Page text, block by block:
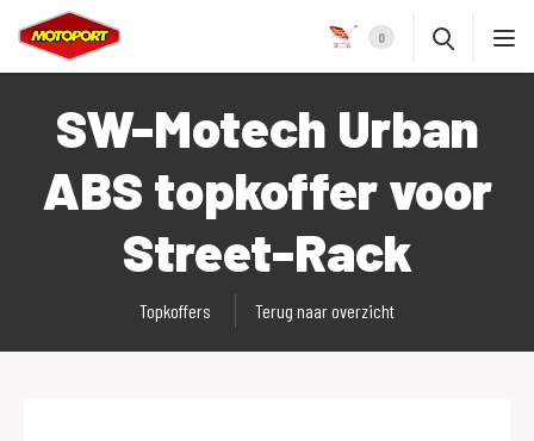
0
SW-Motech Urban
ABS topkoffer voor
Street-Rack
Topkoffers Terug naar overzicht